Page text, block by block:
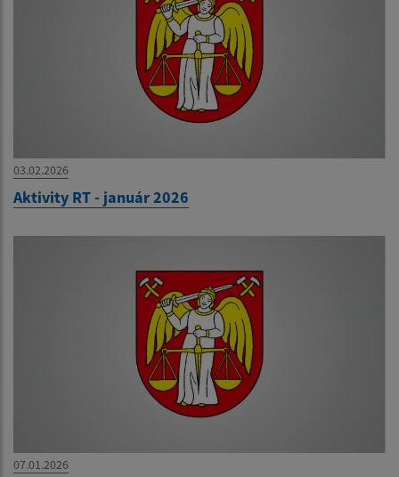
03.02.2026
Aktivity RT - január 2026
07.01.2026